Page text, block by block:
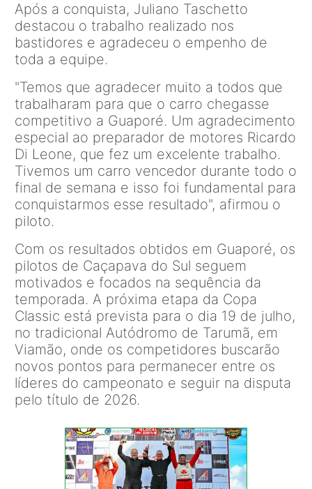
Após a conquista, Juliano Taschetto
destacou o trabalho realizado nos
bastidores e agradeceu o empenho de
toda a equipe.
"Temos que agradecer muito a todos que
trabalharam para que o carro chegasse
competitivo a Guaporé. Um agradecimento
especial ao preparador de motores Ricardo
Di Leone, que fez um excelente trabalho.
Tivemos um carro vencedor durante todo o
final de semana e isso foi fundamental para
conquistarmos esse resultado", afirmou o
piloto.
Com os resultados obtidos em Guaporé, os
pilotos de Caçapava do Sul seguem
motivados e focados na sequência da
temporada. A próxima etapa da Copa
Classic está prevista para o dia 19 de julho,
no tradicional Autódromo de Tarumã, em
Viamão, onde os competidores buscarão
novos pontos para permanecer entre os
líderes do campeonato e seguir na disputa
pelo título de 2026.